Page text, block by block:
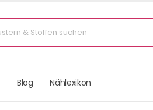
Blog Nählexikon